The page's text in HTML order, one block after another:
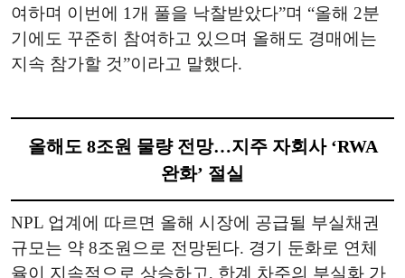
여하며 이번에 1개 풀을 낙찰받았다”며 “올해 2분
기에도 꾸준히 참여하고 있으며 올해도 경매에는
지속 참가할 것”이라고 말했다.
올해도 8조원 물량 전망…지주 자회사 ‘RWA
완화’ 절실
NPL 업계에 따르면 올해 시장에 공급될 부실채권
규모는 약 8조원으로 전망된다. 경기 둔화로 연체
율이 지속적으로 상승하고, 한계 차주의 부실화 가